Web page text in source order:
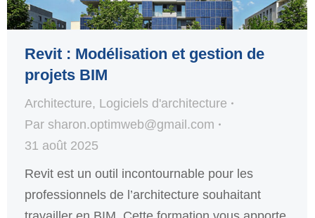
Revit : Modélisation et gestion de
projets BIM
Architecture, Logiciels d'architecture
Par sharon.optimweb@gmail.com
31 août 2025
Revit est un outil incontournable pour les
professionnels de l’architecture souhaitant